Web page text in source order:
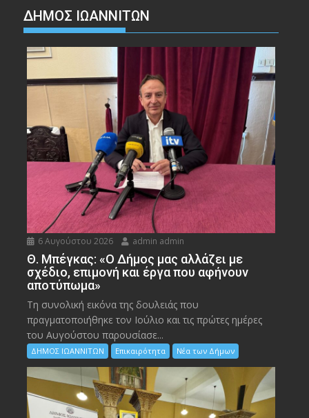
ΔΗΜΟΣ ΙΩΑΝΝΙΤΩΝ
6 Αυγούστου 2026 admin admin
Θ. Μπέγκας: «Ο Δήμος μας αλλάζει με
σχέδιο, επιμονή και έργα που αφήνουν
αποτύπωμα»
Τη συνολική εικόνα της δουλειάς που
πραγματοποιήθηκε τον Ιούλιο και τις πρώτες ημέρες
του Αυγούστου παρουσίασε...
ΔΗΜΟΣ ΙΩΑΝΝΙΤΩΝ Επικαιρότητα Νέα των Δήμων